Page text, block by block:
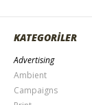
KATEGORİLER
Advertising
Ambient
Campaigns